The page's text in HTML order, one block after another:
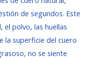
de segundos. Este
el polvo, las huellas
la superficie del cuero
no se siente